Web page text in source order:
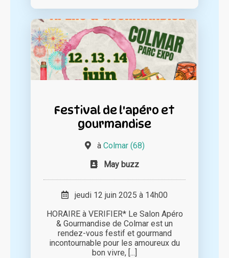
Festival de l'apéro et
gourmandise
à Colmar (68)
May buzz
jeudi 12 juin 2025 à 14h00
HORAIRE à VERIFIER* Le Salon Apéro
& Gourmandise de Colmar est un
rendez-vous festif et gourmand
incontournable pour les amoureux du
bon vivre, [...]